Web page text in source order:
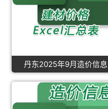
丹东2025年9月造价信息